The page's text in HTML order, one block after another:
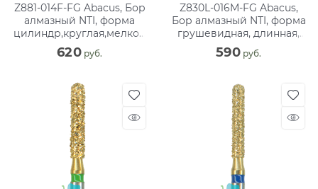
Z881-014F-FG Abacus, Бор
алмазный NTI, форма
цилиндр,круглая,мелкое
зерно
620 руб.
Z830L-016M-FG Abacus,
Бор алмазный NTI, форма
грушевидная, длинная,
среднее зерно
590 руб.